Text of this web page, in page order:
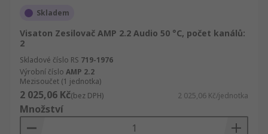
Skladem
Visaton Zesilovač AMP 2.2 Audio 50 °C, počet kanálů:
2
Skladové číslo RS 719-1976
Výrobní číslo AMP 2.2
Mezisoučet (1 jednotka)
2 025,06 Kč(bez DPH) 2 025,06 Kč/jednotka
Množství